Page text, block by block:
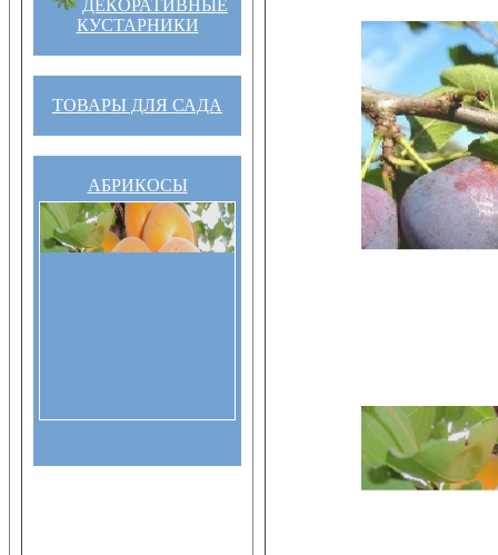
ДЕКОРАТИВНЫЕ
КУСТАРНИКИ
ТОВАРЫ ДЛЯ САДА
АБРИКОСЫ